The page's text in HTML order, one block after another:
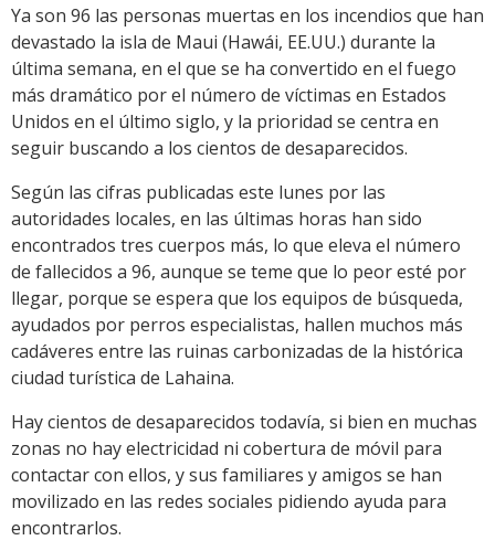
Link
Ya son 96 las personas muertas en los incendios que han
devastado la isla de Maui (Hawái, EE.UU.) durante la
última semana, en el que se ha convertido en el fuego
más dramático por el número de víctimas en Estados
Unidos en el último siglo, y la prioridad se centra en
seguir buscando a los cientos de desaparecidos.
Según las cifras publicadas este lunes por las
autoridades locales, en las últimas horas han sido
encontrados tres cuerpos más, lo que eleva el número
de fallecidos a 96, aunque se teme que lo peor esté por
llegar, porque se espera que los equipos de búsqueda,
ayudados por perros especialistas, hallen muchos más
cadáveres entre las ruinas carbonizadas de la histórica
ciudad turística de Lahaina.
Hay cientos de desaparecidos todavía, si bien en muchas
zonas no hay electricidad ni cobertura de móvil para
contactar con ellos, y sus familiares y amigos se han
movilizado en las redes sociales pidiendo ayuda para
encontrarlos.